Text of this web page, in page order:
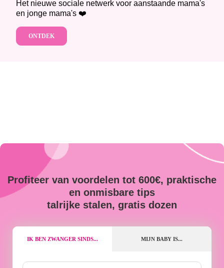
Het nieuwe sociale netwerk voor aanstaande mama's
en jonge mama's ❤️
ONTDEK
Profiteer van voordelen tot 600€, praktische
en onmisbare tips
talrijke stalen, gratis dozen
IK BEN ZWANGER SINDS... MIJN BABY IS...